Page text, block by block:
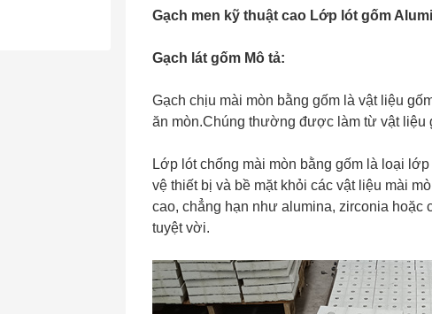
Gạch men kỹ thuật cao Lớp lót gốm
Gạch lát gốm Mô tả:
Gạch chịu mài mòn bằng gốm là vật liệu
ăn mòn.Chúng thường được làm từ vật liệu
Lớp lót chống mài mòn bằng gốm là loại
vệ thiết bị và bề mặt khỏi các vật liệu mài
cao, chẳng hạn như alumina, zirconia hoặc
tuyệt vời.